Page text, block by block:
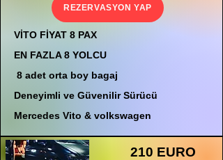
REZERVASYON YAP
VİTO FİYAT 8 PAX
EN FAZLA 8 YOLCU
8 adet orta boy bagaj
Deneyimli ve Güvenilir Sürücü
Mercedes Vito & volkswagen
210 EURO